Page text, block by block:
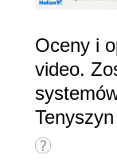
Oceny i
video.